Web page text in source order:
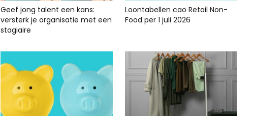
Geef jong talent een kans:
versterk je organisatie met een
stagiaire
Loontabellen cao Retail Non-
Food per 1 juli 2026